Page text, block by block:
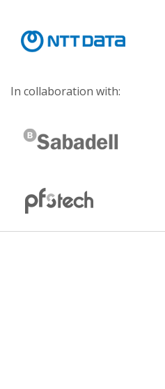
In collaboration with: